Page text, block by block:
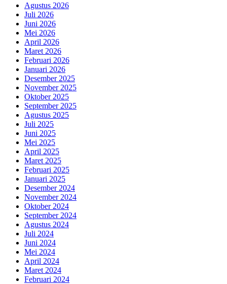
Agustus 2026
Juli 2026
Juni 2026
Mei 2026
April 2026
Maret 2026
Februari 2026
Januari 2026
Desember 2025
November 2025
Oktober 2025
September 2025
Agustus 2025
Juli 2025
Juni 2025
Mei 2025
April 2025
Maret 2025
Februari 2025
Januari 2025
Desember 2024
November 2024
Oktober 2024
September 2024
Agustus 2024
Juli 2024
Juni 2024
Mei 2024
April 2024
Maret 2024
Februari 2024